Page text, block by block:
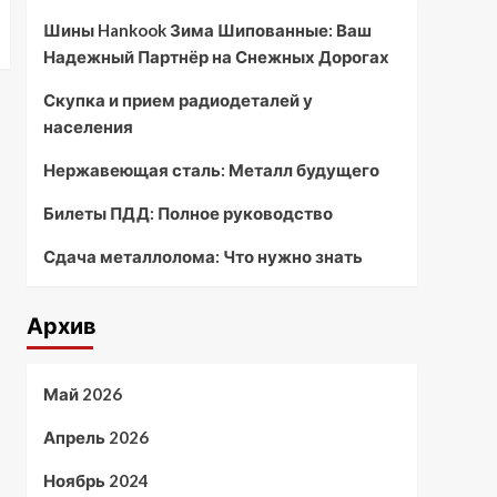
Шины Hankook Зима Шипованные: Ваш
Надежный Партнёр на Снежных Дорогах
Скупка и прием радиодеталей у
населения
Нержавеющая сталь: Металл будущего
Билеты ПДД: Полное руководство
Сдача металлолома: Что нужно знать
Архив
Май 2026
Апрель 2026
Ноябрь 2024